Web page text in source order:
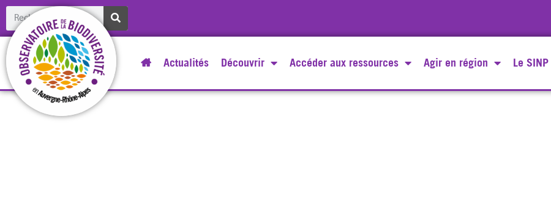
Actualités Découvrir Accéder aux ressources Agir en région Le